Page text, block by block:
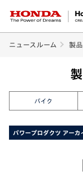
HONDA The
ニュースルーム 製
バイク
パワープロダクツ アーカ